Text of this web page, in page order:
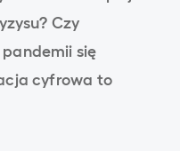
Czy
się
cyfrowa to